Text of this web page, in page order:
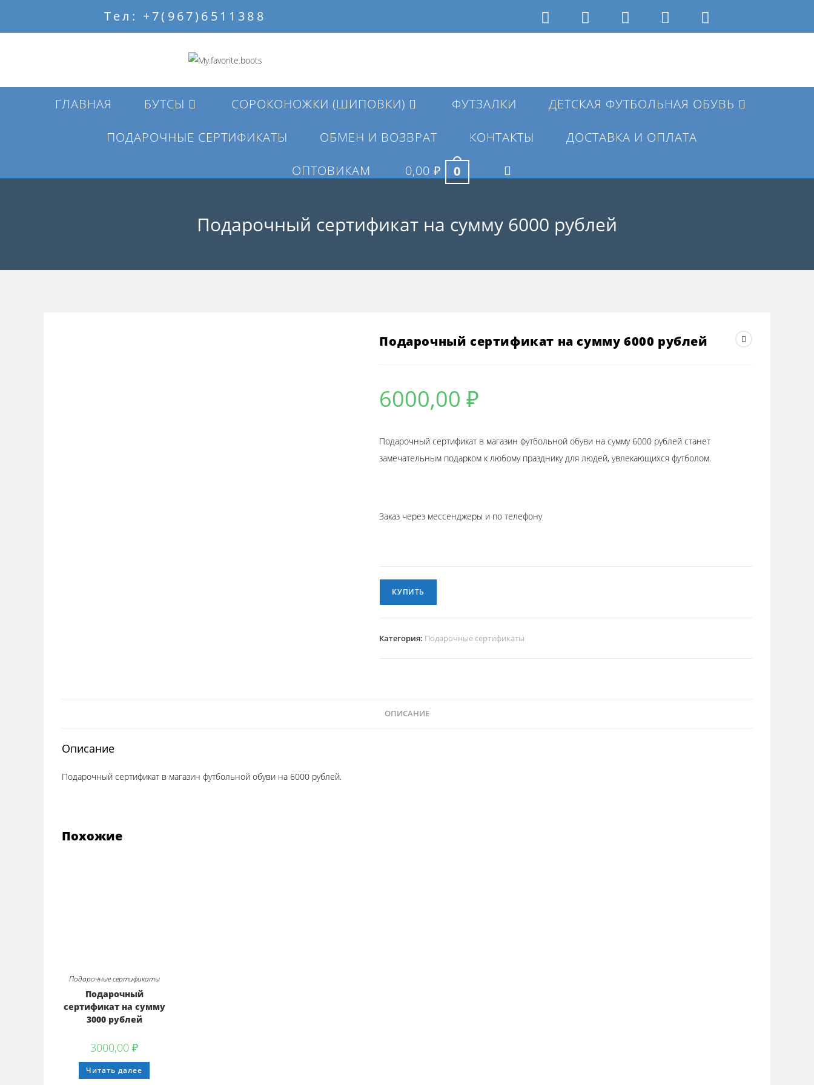
Тел: +7(967)6511388
ГЛАВНАЯ БУТСЫ СОРОКОНОЖКИ (ШИПОВКИ) ФУТЗАЛКИ ДЕТСКАЯ ФУТБОЛЬНАЯ ОБУВЬ
ПОДАРОЧНЫЕ СЕРТИФИКАТЫ ОБМЕН И ВОЗВРАТ КОНТАКТЫ ДОСТАВКА И ОПЛАТА
ОПТОВИКАМ 0,00 ₽ 0 ПЕРЕКЛЮЧИТЬ
ВЕБ-
Подарочный сертификат на сумму 6000 рублей
Подарочный сертификат на сумму 6000 рублей
6000,00₽
Подарочный сертификат в магазин футбольной обуви на сумму 6000 рублей станет
замечательным подарком к любому празднику для людей, увлекающихся футболом.
Заказ через мессенджеры и по телефону
КУПИТЬ
Категория: Подарочные сертификаты
ОПИСАНИЕ
Описание
Подарочный сертификат в магазин футбольной обуви на 6000 рублей.
Похожие
Подарочные сертификаты
Подарочный
сертификат на сумму
3000 рублей
3000,00₽
Читать далее